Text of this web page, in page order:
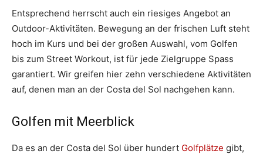
Entsprechend herrscht auch ein riesiges Angebot an
Outdoor-Aktivitäten. Bewegung an der frischen Luft steht
hoch im Kurs und bei der großen Auswahl, vom Golfen
bis zum Street Workout, ist für jede Zielgruppe Spass
garantiert. Wir greifen hier zehn verschiedene Aktivitäten
auf, denen man an der Costa del Sol nachgehen kann.
Golfen mit Meerblick
Da es an der Costa del Sol über hundert Golfplätze gibt,